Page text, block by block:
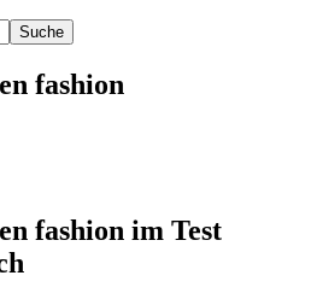
fashion
fashion im Test